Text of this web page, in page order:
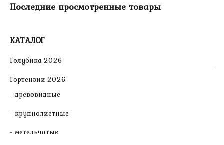
КАТАЛОГ
Голубика 2026
Гортензии 2026
древовидные
крупнолистные
метельчатые
Последние просмотренные товары